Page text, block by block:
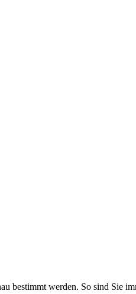
bestimmt werden. So sind Sie